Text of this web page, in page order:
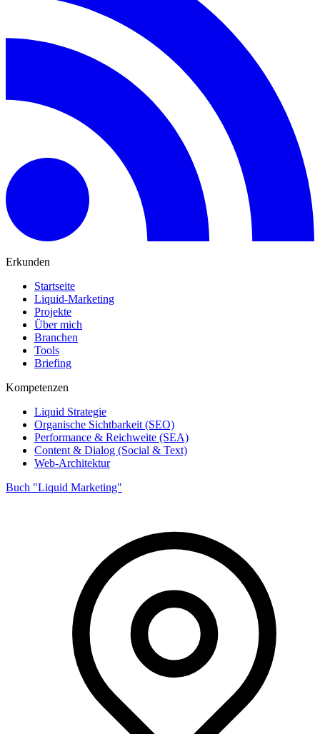
Erkunden
Startseite
Liquid-Marketing
Projekte
Über mich
Branchen
Tools
Briefing
Kompetenzen
Liquid Strategie
Organische Sichtbarkeit (SEO)
Performance & Reichweite (SEA)
Content & Dialog (Social & Text)
Web-Architektur
Buch "Liquid Marketing"